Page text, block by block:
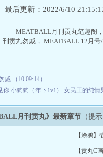
最后更新：2022/6/10
MEATBALL月刊贡丸笔趣阁
刊贡丸勿戚， MEATBALL 12月
（10 09:14）
你 小狗狗（年下1v1） 女民工的纯情
月刊贡丸》最新章节（提
【涂鸦】
【贡丸C